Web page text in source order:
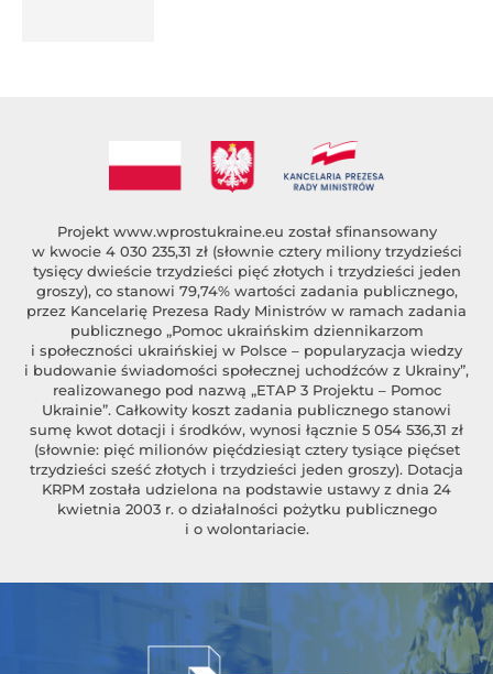
Projekt www.wprostukraine.eu został sfinansowany
w kwocie 4 030 235,31 zł (słownie cztery miliony trzydzieści
tysięcy dwieście trzydzieści pięć złotych i trzydzieści jeden
groszy), co stanowi 79,74% wartości zadania publicznego,
przez Kancelarię Prezesa Rady Ministrów w ramach zadania
publicznego „Pomoc ukraińskim dziennikarzom
i społeczności ukraińskiej w Polsce – popularyzacja wiedzy
i budowanie świadomości społecznej uchodźców z Ukrainy”,
realizowanego pod nazwą „ETAP 3 Projektu – Pomoc
Ukrainie”. Całkowity koszt zadania publicznego stanowi
sumę kwot dotacji i środków, wynosi łącznie 5 054 536,31 zł
(słownie: pięć milionów pięćdziesiąt cztery tysiące pięćset
trzydzieści sześć złotych i trzydzieści jeden groszy). Dotacja
KRPM została udzielona na podstawie ustawy z dnia 24
kwietnia 2003 r. o działalności pożytku publicznego
i o wolontariacie.